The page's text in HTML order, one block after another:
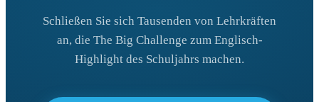
Schließen Sie sich Tausenden von Lehrkräften
an, die The Big Challenge zum Englisch-
Highlight des Schuljahrs machen.